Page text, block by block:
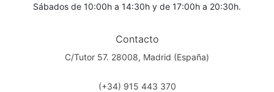
Sábados de 10:00h a 14:30h y de 17:00h a 20:30h.
Contacto
C/Tutor 57. 28008, Madrid (España)
(+34) 915 443 370